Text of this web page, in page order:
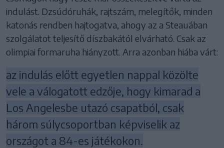
indulást. Dzsúdóruhák, rajtszám, melegítők, minden
katonás rendben hajtogatva, ahogy az a Steauában
szolgálatot teljesítő díszbakától elvárható. Csak az
olimpiai formaruha hiányzott. Arra azonban hiába várt:
az indulás előtt egyetlen nappal közölte
vele a válogatott edzője, hogy kimarad a
Los Angelesbe utazó csapatból, csak
három súlycsoportban képviselik az
országot a 84-es játékokon.